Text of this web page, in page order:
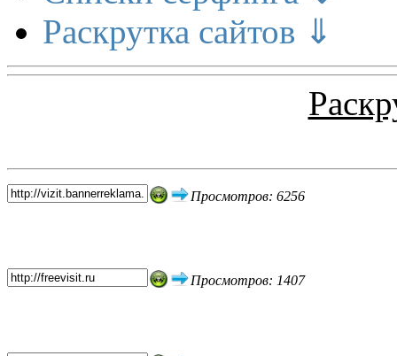
Раскрутка сайтов ⇓
Просмотров: 6256
Просмотров: 1407